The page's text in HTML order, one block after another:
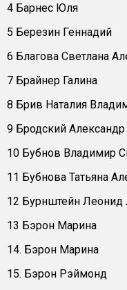
4 Барнес Юля
5 Березин Геннадий
6 Благова Светлана
7 Брайнер Галина
8 Брив Наталия
9 Бродский Александр
10 Бубнов Владимир
11 Бубнова Татьяна
12 Бурнштейн Леонид
13 Бэрон Марина
14. Бэрон Марина
15. Бэрон Рэймонд